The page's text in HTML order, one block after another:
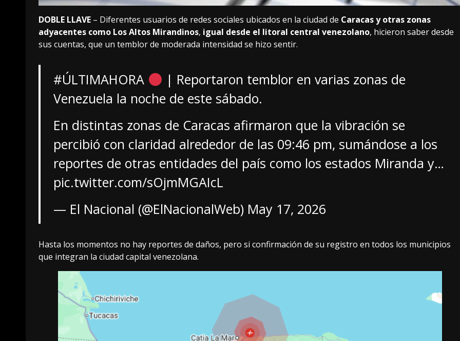
DOBLE LLAVE – Diferentes usuarios de redes sociales ubicados en la ciudad de Caracas y otras zonas
adyacentes como Los Altos Mirandinos, igual desde el litoral central venezolano, hicieron saber desde
sus cuentas, que un temblor de moderada intensidad se hizo sentir.
#ÚLTIMAHORA
| Reportaron temblor en varias zonas de
Venezuela la noche de este sábado.
En distintas zonas de Caracas afirmaron que la vibración se
percibió con claridad alrededor de las 09:46 pm, sumándose a los
reportes de otras entidades del país como los estados Miranda y…
pic.twitter.com/sOjmMGAIcL
— El Nacional (@ElNacionalWeb) May 17, 2026
Hasta los momentos no hay reportes de daños, pero si confirmación de su registro en todos los municipios
que integran la ciudad capital venezolana.